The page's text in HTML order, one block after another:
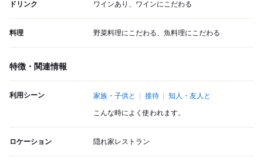
ドリンク ワインあり、ワインにこだわる
料理 野菜料理にこだわる、魚料理にこだわる
特徴・関連情報
利用シーン 家族・子供と 接待 知人・友人と
こんな時によく使われます。
ロケーション 隠れ家レストラン